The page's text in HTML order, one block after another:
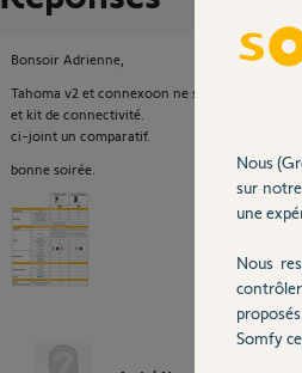
Bonsoir Adrienne,
Tahoma v2 et connexoon ne sont plus
et kit de connectivité.
ci-joint un comparatif.
bonne soirée.
Nous
sur
une
Nous
Somfy